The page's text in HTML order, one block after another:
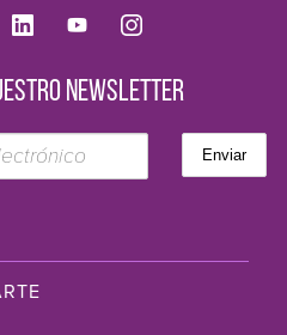
NEWSLETTER